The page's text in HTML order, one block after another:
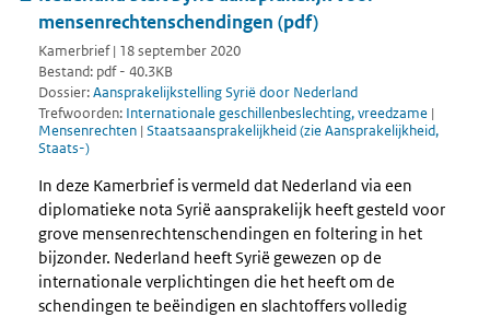
mensenrechtenschendingen (pdf)
Kamerbrief | 18 september 2020
Bestand: pdf - 40.3KB
Dossier:Aansprakelijkstelling Syrië door Nederland
Trefwoorden: Internationale geschillenbeslechting, vreedzame |
Mensenrechten | Staatsaansprakelijkheid (zie Aansprakelijkheid,
Staats-)
In deze Kamerbrief is vermeld dat Nederland via een
diplomatieke nota Syrië aansprakelijk heeft gesteld voor
grove mensenrechtenschendingen en foltering in het
bijzonder. Nederland heeft Syrië gewezen op de
internationale verplichtingen die het heeft om de
schendingen te beëindigen en slachtoffers volledig